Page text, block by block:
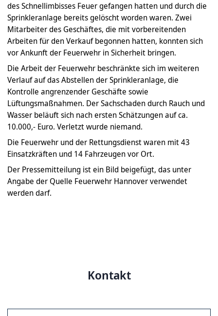
des Schnellimbisses Feuer gefangen hatten und durch die
Sprinkleranlage bereits gelöscht worden waren. Zwei
Mitarbeiter des Geschäftes, die mit vorbereitenden
Arbeiten für den Verkauf begonnen hatten, konnten sich
vor Ankunft der Feuerwehr in Sicherheit bringen.
Die Arbeit der Feuerwehr beschränkte sich im weiteren
Verlauf auf das Abstellen der Sprinkleranlage, die
Kontrolle angrenzender Geschäfte sowie
Lüftungsmaßnahmen. Der Sachschaden durch Rauch und
Wasser beläuft sich nach ersten Schätzungen auf ca.
10.000,- Euro. Verletzt wurde niemand.
Die Feuerwehr und der Rettungsdienst waren mit 43
Einsatzkräften und 14 Fahrzeugen vor Ort.
Der Pressemitteilung ist ein Bild beigefügt, das unter
Angabe der Quelle Feuerwehr Hannover verwendet
werden darf.
Kontakt